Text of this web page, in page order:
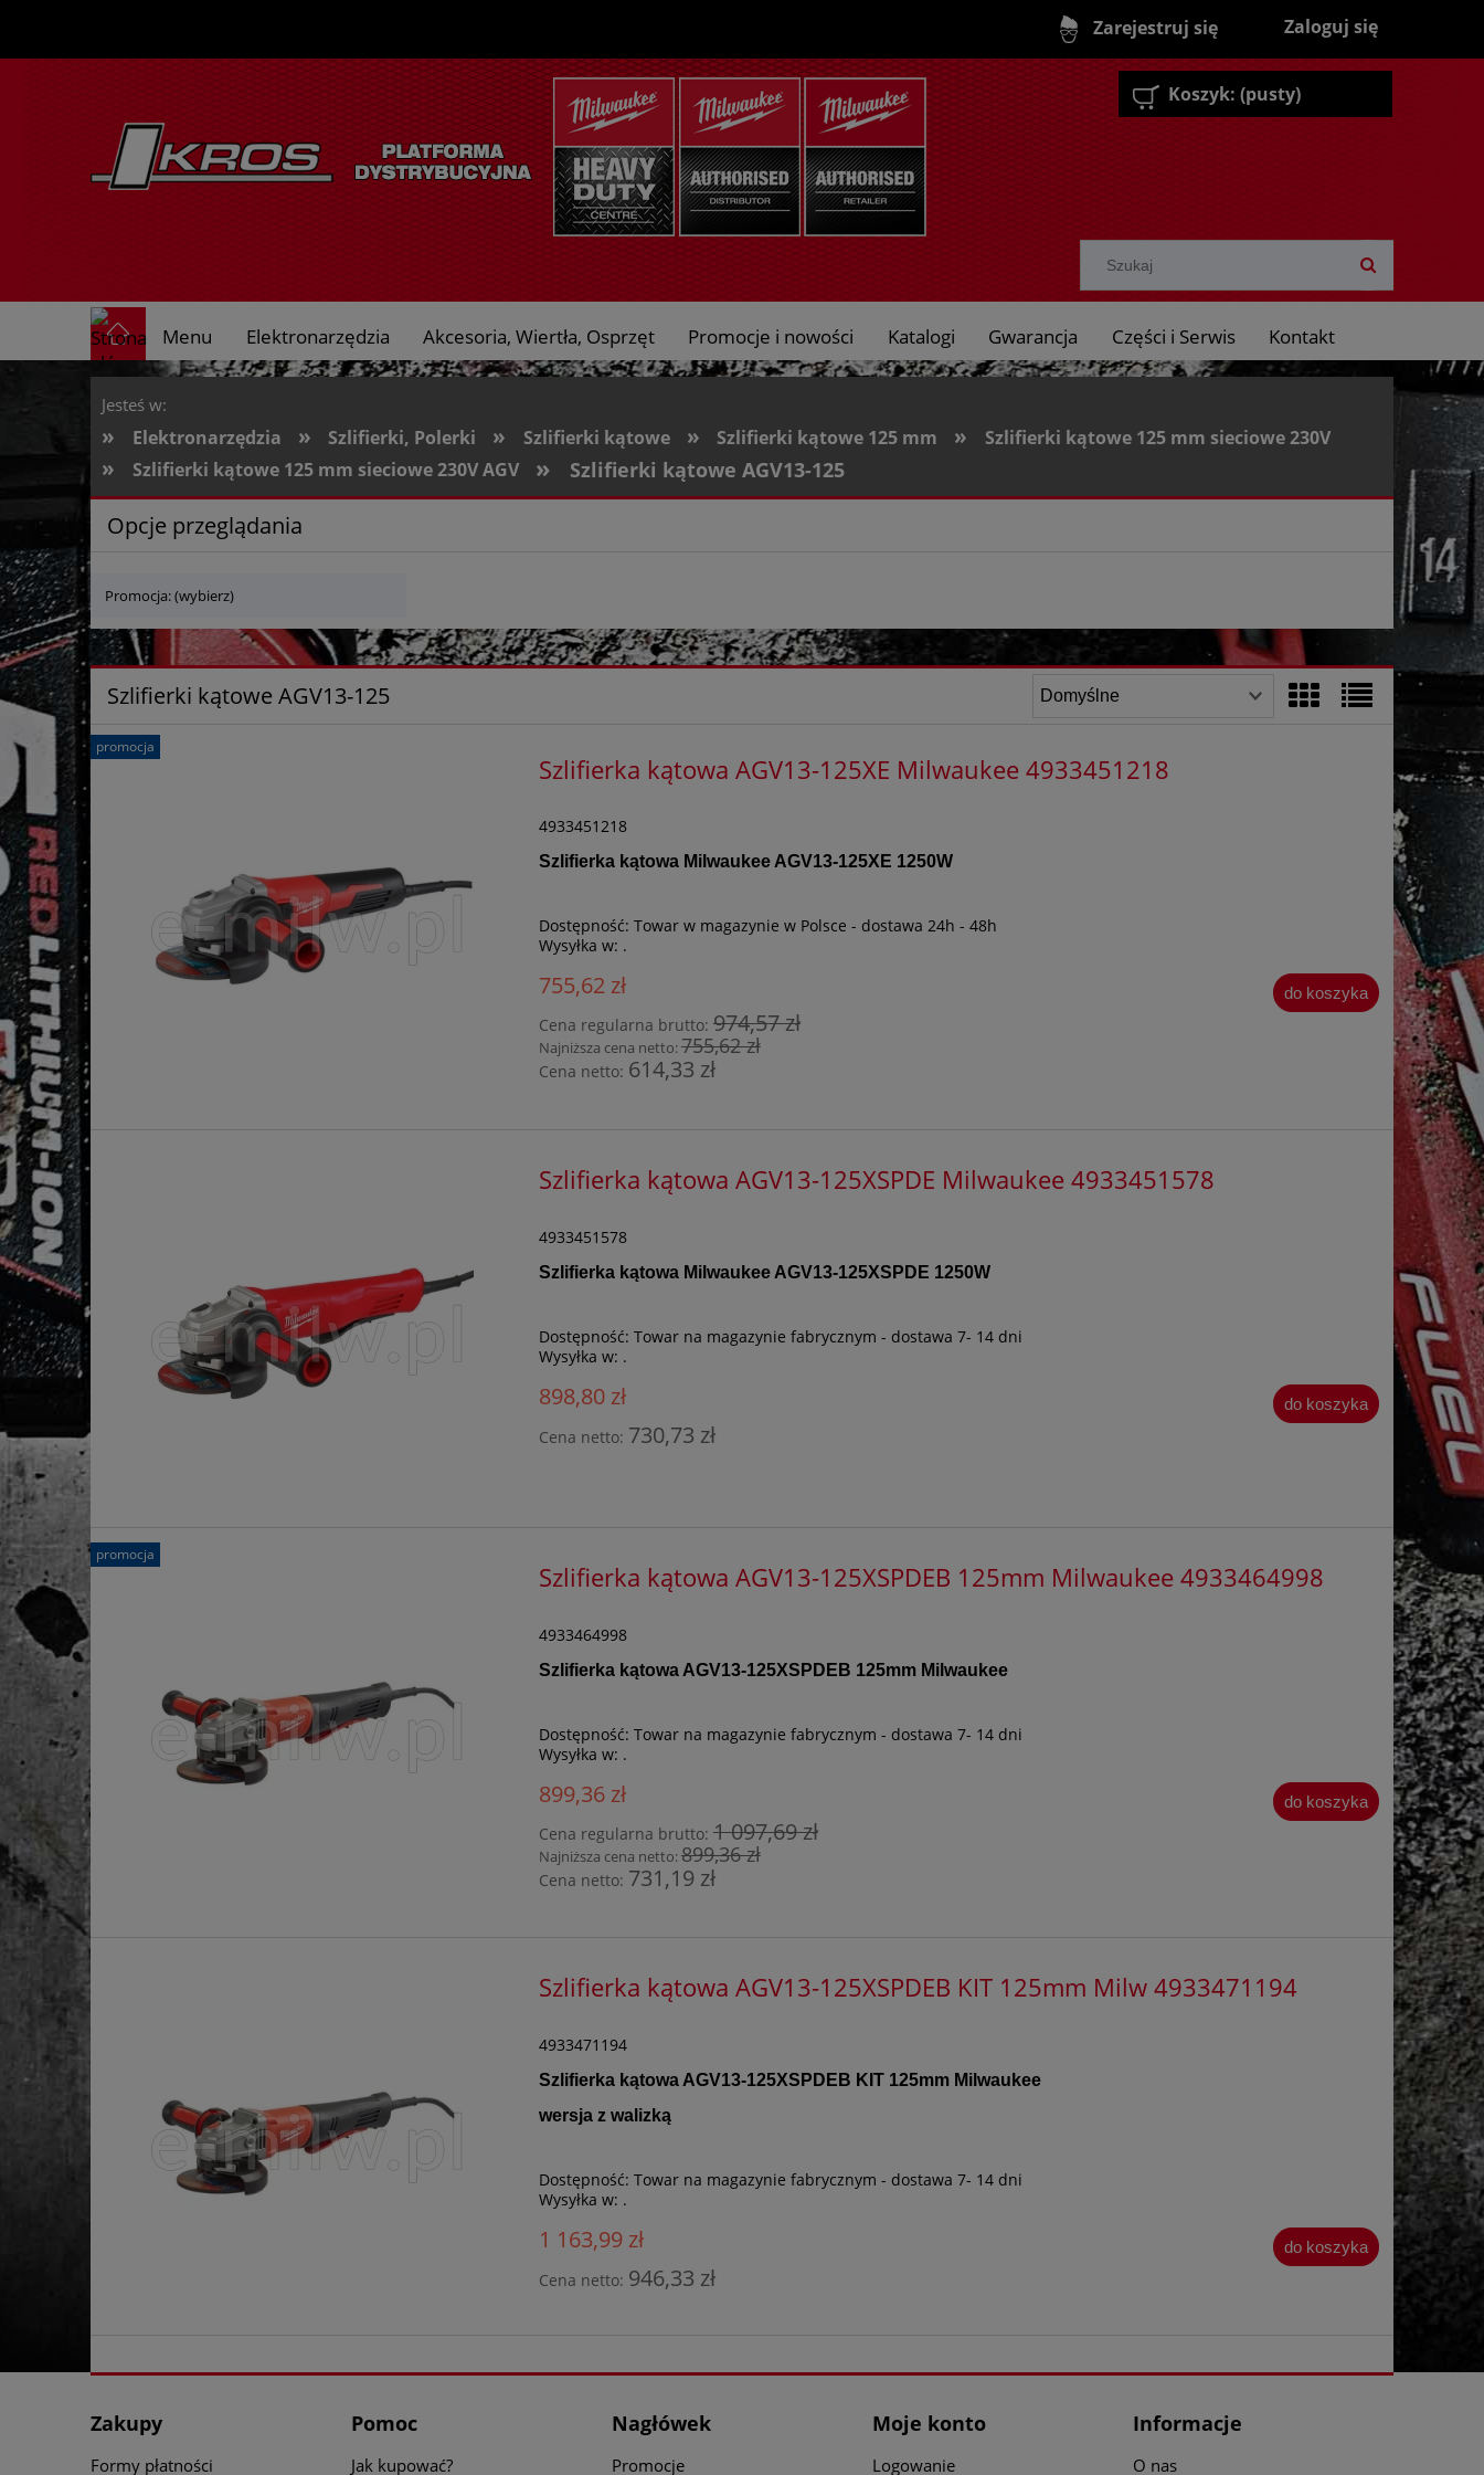
Zarejestruj się Zaloguj się
Koszyk: (pusty)
Menu Elektronarzędzia Akcesoria, Wiertła, Osprzęt Promocje i nowości Katalogi Gwarancja Części i Serwis Kontakt
O nas
Jesteś w:
» Elektronarzędzia » Szlifierki, Polerki » Szlifierki kątowe » Szlifierki kątowe 125 mm » Szlifierki kątowe 125 mm sieciowe 230V
» Szlifierki kątowe 125 mm sieciowe 230V AGV » Szlifierki kątowe AGV13-125
Opcje przeglądania
Promocja: (wybierz)
Szlifierki kątowe AGV13-125
Szlifierka kątowa AGV13-125XE Milwaukee 4933451218
4933451218
Szlifierka kątowa Milwaukee AGV13-125XE 1250W
Dostępność: Towar w magazynie w Polsce - dostawa 24h - 48h
Wysyłka w: .
755,62 zł
Cena regularna brutto: 974,57 zł
Najniższa cena netto:755,62 zł
Cena netto: 614,33 zł
do koszyka
promocja
Szlifierka kątowa AGV13-125XSPDE Milwaukee 4933451578
4933451578
Szlifierka kątowa Milwaukee AGV13-125XSPDE 1250W
Dostępność: Towar na magazynie fabrycznym - dostawa 7- 14 dni
Wysyłka w: .
898,80 zł
Cena netto: 730,73 zł
do koszyka
Szlifierka kątowa AGV13-125XSPDEB 125mm Milwaukee 4933464998
4933464998
Szlifierka kątowa AGV13-125XSPDEB 125mm Milwaukee
Dostępność: Towar na magazynie fabrycznym - dostawa 7- 14 dni
Wysyłka w: .
899,36 zł
Cena regularna brutto: 1 097,69 zł
Najniższa cena netto:899,36 zł
Cena netto: 731,19 zł
do koszyka
promocja
Szlifierka kątowa AGV13-125XSPDEB KIT 125mm Milw 4933471194
4933471194
Szlifierka kątowa AGV13-125XSPDEB KIT 125mm Milwaukee
wersja z walizką
Dostępność: Towar na magazynie fabrycznym - dostawa 7- 14 dni
Wysyłka w: .
1 163,99 zł
Cena netto: 946,33 zł
do koszyka
Zakupy
Formy płatności
Pomoc
Jak kupować?
Nagłówek
Promocje
Moje konto
Logowanie
Informacje
O nas